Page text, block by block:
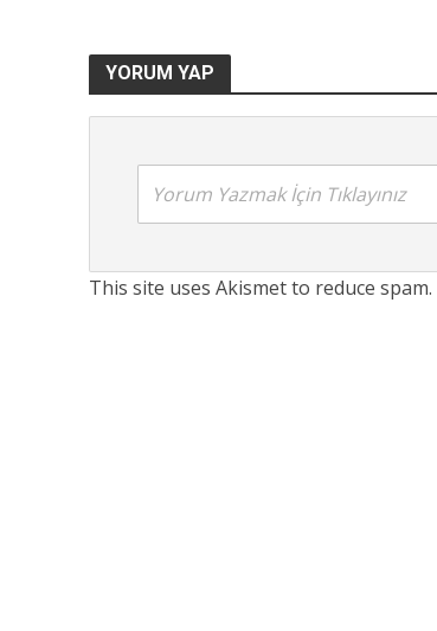
YORUM YAP
Yorum Yazmak İçin Tıklayınız
This site uses Akismet to reduce spam.